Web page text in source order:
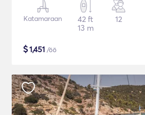
Katamaraan
42 ft
13 m
12
$1,451 /öö